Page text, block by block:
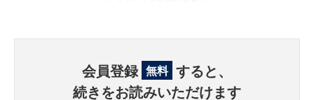
会員登録 無料 すると、
続きをお読みいただけます